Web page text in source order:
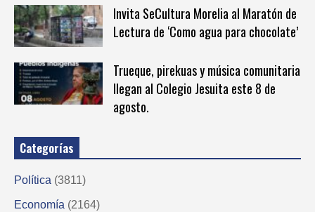
Invita SeCultura Morelia al Maratón de
Lectura de ‘Como agua para chocolate’
Trueque, pirekuas y música comunitaria
llegan al Colegio Jesuita este 8 de
agosto.
Categorías
Política (3811)
Economía (2164)